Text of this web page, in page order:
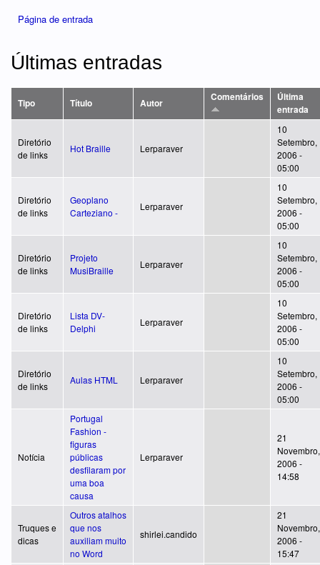
Página de entrada
Últimas entradas
Tipo Título Autor
Comentários
Última
entrada
Diretório
de links
Hot Braille Lerparaver
10
Setembro,
2006 -
05:00
Diretório
de links
Geoplano
Carteziano -
Lerparaver
10
Setembro,
2006 -
05:00
Diretório
de links
Projeto
MusiBraille
Lerparaver
10
Setembro,
2006 -
05:00
Diretório
de links
Lista DV-
Delphi
Lerparaver
10
Setembro,
2006 -
05:00
Diretório
de links
Aulas HTML Lerparaver
10
Setembro,
2006 -
05:00
Notícia
Portugal
Fashion -
figuras
públicas
desfilaram por
uma boa
causa
Lerparaver
21
Novembro,
2006 -
14:58
Truques e
dicas
Outros atalhos
que nos
auxiliam muito
no Word
shirlei.candido
21
Novembro,
2006 -
15:47